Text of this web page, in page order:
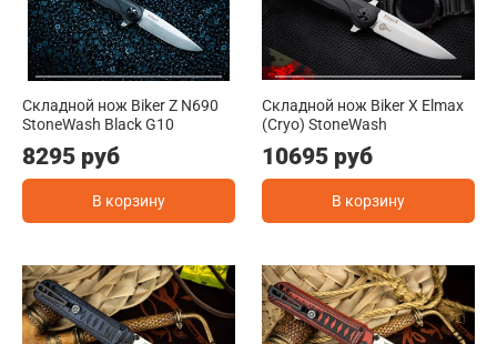
Складной нож Biker Z N690
StoneWash Black G10
8295 руб
В корзину
Складной нож Biker X Elmax
(Cryo) StoneWash
10695 руб
В корзину